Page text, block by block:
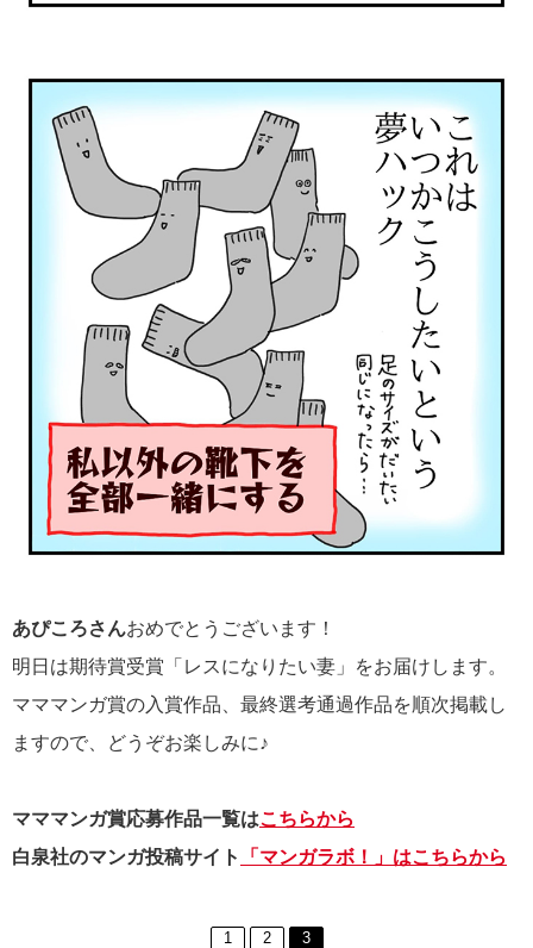
あぴころさんおめでとうございます！
明日は期待賞受賞「レスになりたい妻」をお届けします。
マママンガ賞の入賞作品、最終選考通過作品を順次掲載し
ますので、どうぞお楽しみに♪
マママンガ賞応募作品一覧はこちらから
白泉社のマンガ投稿サイト
「マンガラボ！」はこちらから
1 2 3